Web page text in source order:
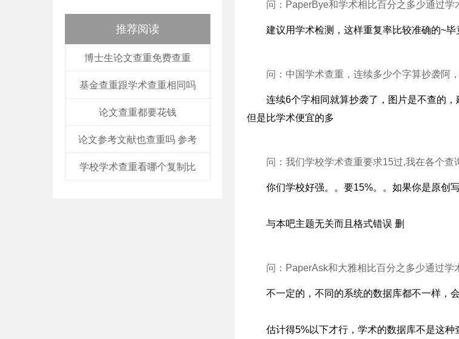
推荐阅读
博士生论文查重免费查重
基金查重跟学术查重相同吗
论文查重都要花钱
论文参考文献也查重吗 参考
学校学术查重看哪个复制比
问：PaperBye和学术相比百分之多少通过学
建议用学术检测，这样重复率比较准确的~
问：中国学术查重，连续多少个字算抄袭阿
连续6个字相同就算抄袭了，图片是不查的
但是比学术便宜的多
问：我们学校学术查重要求15过,我在各个查
你们学校好强。。要15%。。如果你是原创
与本吧主题无关而且格式错误 删
问：PaperAsk和大雅相比百分之多少通过学
不一定的，不同的系统的数据库都不一样，
估计得5%以下才行，学术的数据库不是这种